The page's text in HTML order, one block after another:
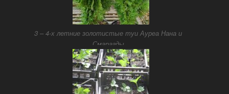
3 – 4-х летние золотистые туи Ауреа Нана и
Смарагды